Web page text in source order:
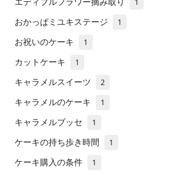
1
おかっぱミユキステージ 1
お祝いのケーキ 1
カットケーキ 1
キャラメルスイーツ 2
キャラメルのケーキ 1
キャラメルブッセ 1
ケーキの持ち歩き時間 1
ケーキ購入の条件 1